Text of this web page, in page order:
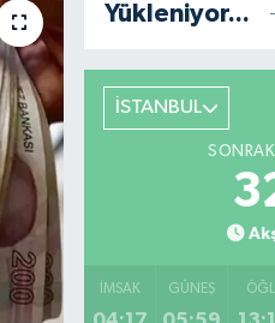
Yükleniyor...
İSTANBUL
İMSAK GÜNEŞ